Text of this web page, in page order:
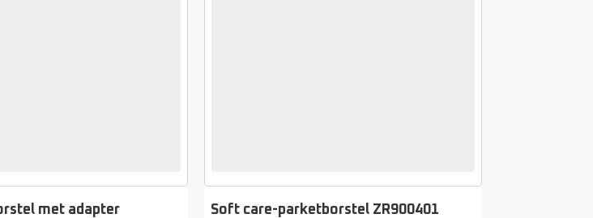
met adapter
Soft care-parketborstel ZR900401
Score